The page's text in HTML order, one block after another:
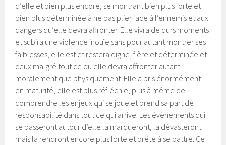
d’elle et bien plus encore, se montrant bien plus forte et
bien plus déterminée à ne pas plier face à l’ennemis et aux
dangers qu’elle devra affronter. Elle vivra de durs moments
et subira une violence inouïe sans pour autant montrer ses
faiblesses, elle est et restera digne, fière et déterminée et
ceux malgré tout ce qu’elle devra affronter autant
moralement que physiquement. Elle a pris énormément
en maturité, elle est plus réfléchie, plus à même de
comprendre les enjeux qui se joue et prend sa part de
responsabilité dans tout ce qui arrive. Les évènements qui
se passeront autour d’elle la marqueront, la dévasteront
mais la rendront encore plus forte et prête à se battre. Ce